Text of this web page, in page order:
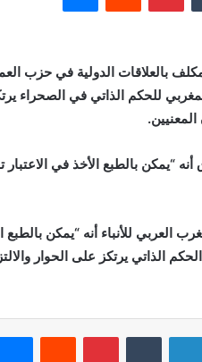
بالعلاقات الدولية في حزب
للحكم الذاتي في الصحراء
“يمكن بالطبع الأخذ في
العربي للأنباء أنه “يمكن
الذاتي يرتكز على الحوار
لينكدإن بينتيريست